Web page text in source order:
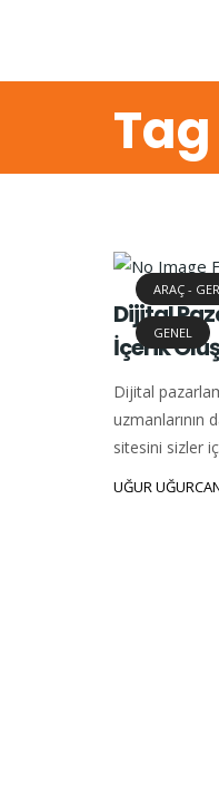
ARAÇ -
GENEL
Dijital
İçerik
Dijital
uzmanlarının
sitesini sizler
UĞUR